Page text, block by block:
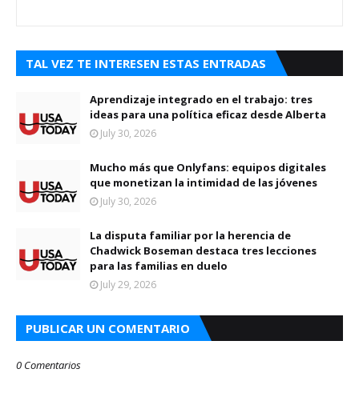
TAL VEZ TE INTERESEN ESTAS ENTRADAS
Aprendizaje integrado en el trabajo: tres
ideas para una política eficaz desde Alberta
July 30, 2026
Mucho más que Onlyfans: equipos digitales
que monetizan la intimidad de las jóvenes
July 30, 2026
La disputa familiar por la herencia de
Chadwick Boseman destaca tres lecciones
para las familias en duelo
July 29, 2026
PUBLICAR UN COMENTARIO
0 Comentarios